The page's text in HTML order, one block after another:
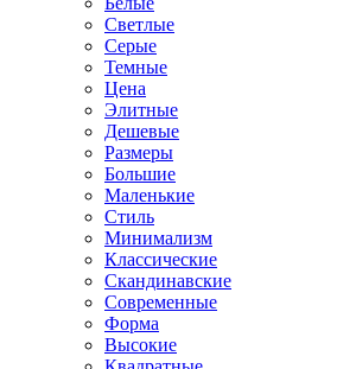
Светлые
Серые
Темные
Цена
Элитные
Дешевые
Размеры
Большие
Маленькие
Стиль
Минимализм
Классические
Скандинавские
Современные
Форма
Высокие